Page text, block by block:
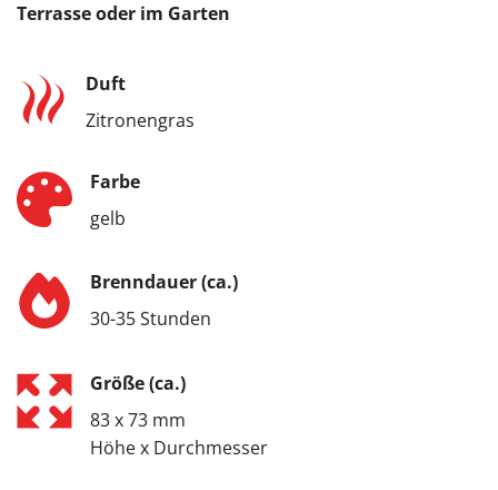
Terrasse oder im Garten
Duft
Zitronengras
Farbe
gelb
Brenndauer (ca.)
30-35 Stunden
Größe (ca.)
83 x 73 mm
Höhe x Durchmesser